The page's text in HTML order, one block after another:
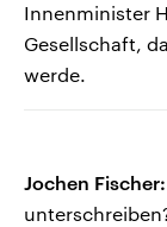
Innenminister
Gesellschaft,
werde.
Jochen Fischer: